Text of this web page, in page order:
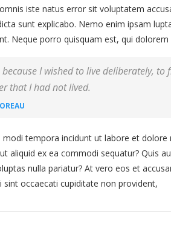
iste natus error sit voluptatem
sunt explicabo. Nemo enim ipsam
Neque porro quisquam est, qui
I wished to live deliberately,
that I had not lived.
modi tempora incidunt ut labore et
aliquid ex ea commodi sequatur? Quis
nulla pariatur? At vero eos et
sint occaecati cupiditate non provident,